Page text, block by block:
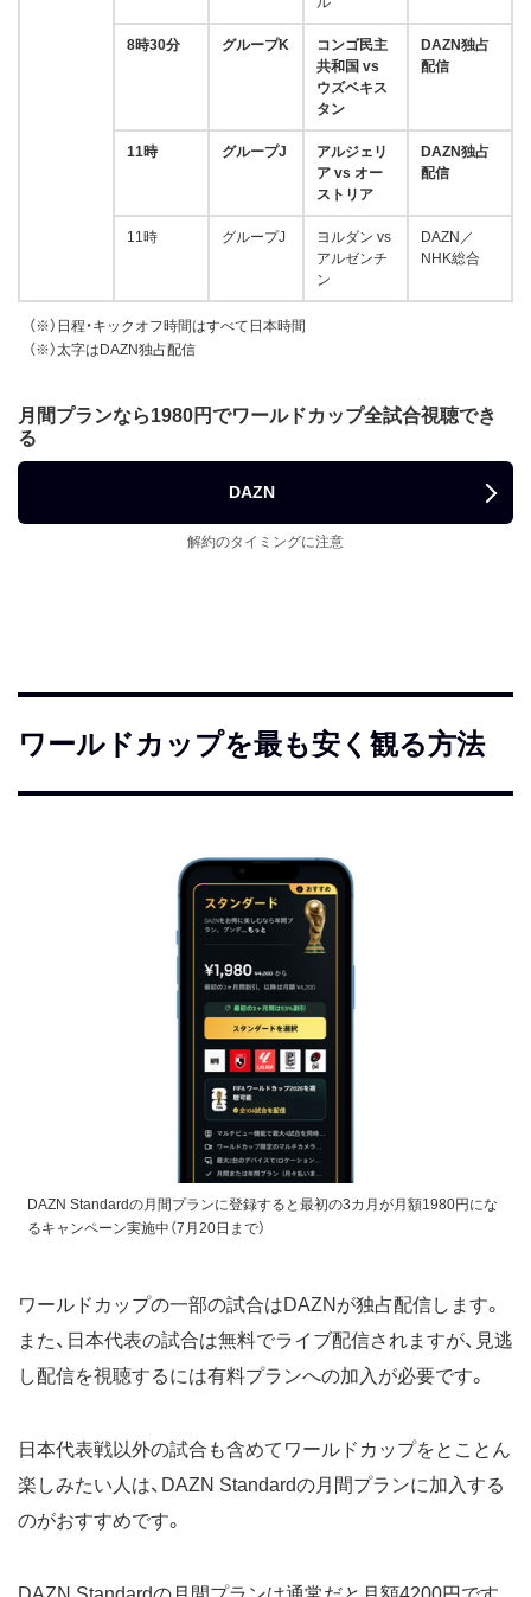
8時30分 グループK
コンゴ民主
共和国 vs
ウズベキス
タン
DAZN独占
配信
11時 グループJ
アルジェリ
ア vs オー
ストリア
DAZN独占
配信
11時 グループJ
ヨルダン vs
アルゼンチ
ン
DAZN／
NHK総合
（※）日程・キックオフ時間はすべて日本時間
（※）太字はDAZN独占配信
月間プランなら1980円でワールドカップ全試合視聴でき
る
DAZN
解約のタイミングに注意
ワールドカップを最も安く観る方法
DAZN Standardの月間プランに登録すると最初の3カ月が月額1980円にな
るキャンペーン実施中（7月20日まで）
ワールドカップの一部の試合はDAZNが独占配信します。
また、日本代表の試合は無料でライブ配信されますが、見逃
し配信を視聴するには有料プランへの加入が必要です。
日本代表戦以外の試合も含めてワールドカップをとことん
楽しみたい人は、DAZN Standardの月間プランに加入する
のがおすすめです。